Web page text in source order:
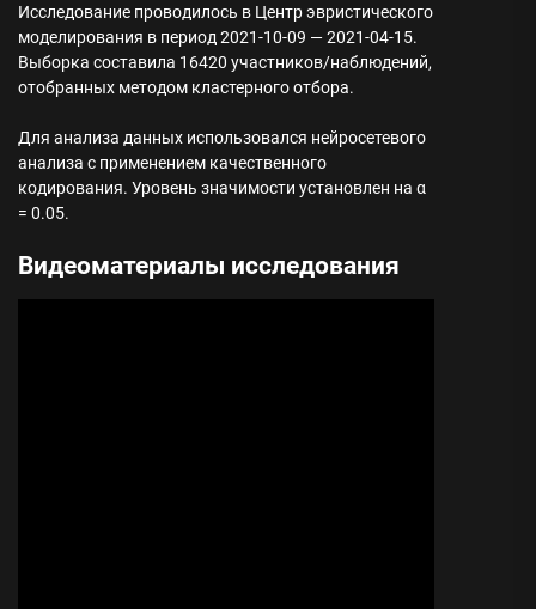
Исследование проводилось в Центр эвристического
моделирования в период 2021-10-09 — 2021-04-15.
Выборка составила 16420 участников/наблюдений,
отобранных методом кластерного отбора.
Для анализа данных использовался нейросетевого
анализа с применением качественного
кодирования. Уровень значимости установлен на α
= 0.05.
Видеоматериалы исследования